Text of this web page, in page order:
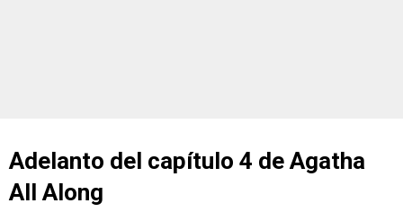
Adelanto del capítulo 4 de Agatha
All Along